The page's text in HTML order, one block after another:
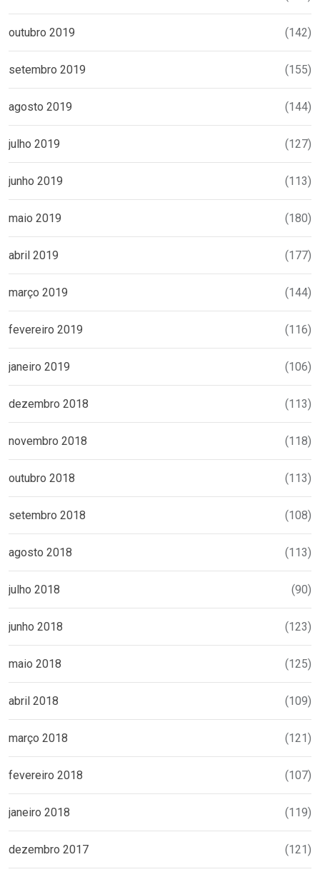
outubro 2019 (142)
setembro 2019 (155)
agosto 2019 (144)
julho 2019 (127)
junho 2019 (113)
maio 2019 (180)
abril 2019 (177)
março 2019 (144)
fevereiro 2019 (116)
janeiro 2019 (106)
dezembro 2018 (113)
novembro 2018 (118)
outubro 2018 (113)
setembro 2018 (108)
agosto 2018 (113)
julho 2018 (90)
junho 2018 (123)
maio 2018 (125)
abril 2018 (109)
março 2018 (121)
fevereiro 2018 (107)
janeiro 2018 (119)
dezembro 2017 (121)